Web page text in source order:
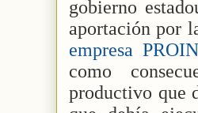
gobierno
aportación por
empresa
como
productivo que